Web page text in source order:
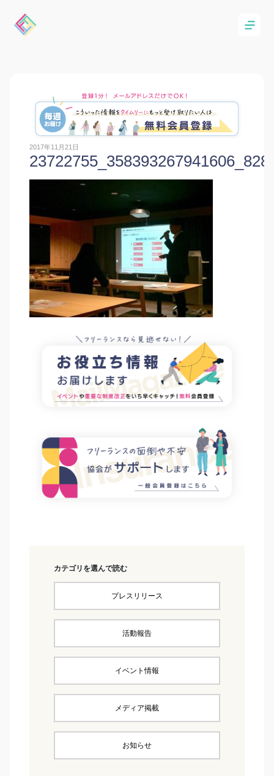
2017年11月21日
カテゴリを選んで読む
プレスリリース
活動報告
イベント情報
メディア掲載
お知らせ